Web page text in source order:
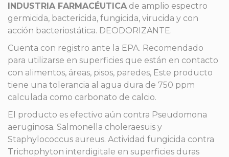
INDUSTRIA FARMACÉUTICA de amplio espectro
germicida, bactericida, fungicida, virucida y con
acción bacteriostática. DEODORIZANTE.
Cuenta con registro ante la EPA. Recomendado
para utilizarse en superficies que están en contacto
con alimentos, áreas, pisos, paredes, Este producto
tiene una tolerancia al agua dura de 750 ppm
calculada como carbonato de calcio.
El producto es efectivo aún contra Pseudomona
aeruginosa. Salmonella choleraesuis y
Staphylococcus aureus. Actividad fungicida contra
Trichophyton interdigitale en superficies duras